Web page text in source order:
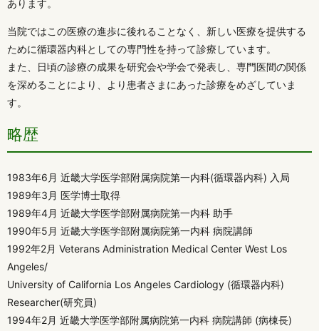
あります。
当院ではこの医療の進歩に後れることなく、新しい医療を提供する
ために循環器内科としての専門性を持って診療しています。
また、日頃の診療の成果を研究会や学会で発表し、専門医間の関係
を深めることにより、より患者さまにあった診療をめざしていま
す。
略歴
1983年6月 近畿大学医学部附属病院第一内科(循環器内科) 入局
1989年3月 医学博士取得
1989年4月 近畿大学医学部附属病院第一内科 助手
1990年5月 近畿大学医学部附属病院第一内科 病院講師
1992年2月 Veterans Administration Medical Center West Los
Angeles/
University of California Los Angeles Cardiology (循環器内科)
Researcher(研究員)
1994年2月 近畿大学医学部附属病院第一内科 病院講師 (病棟長)